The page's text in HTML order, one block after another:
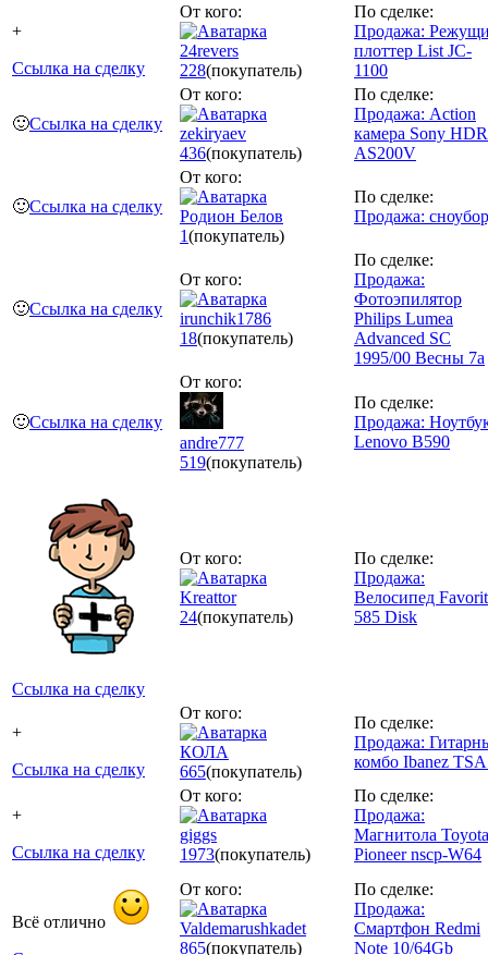
+
Ссылка на сделку
От кого:
24revers
228(покупатель)
По сделке:
Продажа:
плоттер List JC-
1100
🙂Ссылка на сделку
От кого:
zekiryaev
436(покупатель)
По сделке:
Продажа: Action
камера Sony
AS200V
🙂Ссылка на сделку
От кого:
Родион Белов
1(покупатель)
По сделке:
Продажа:
🙂Ссылка на сделку
От кого:
irunchik1786
18(покупатель)
По сделке:
Продажа:
Фотоэпилятор
Philips Lumea
Advanced SC
1995/00 Весны 7а
🙂Ссылка на сделку
От кого:
andre777
519(покупатель)
По сделке:
Продажа:
Lenovo B590
Ссылка на сделку
От кого:
Kreattor
24(покупатель)
По сделке:
Продажа:
Велосипед Favorit
585 Disk
+
Ссылка на сделку
От кого:
КОЛА
665(покупатель)
По сделке:
Продажа:
комбо Ibanez
+
Ссылка на сделку
От кого:
giggs
1973(покупатель)
По сделке:
Продажа:
Магнитола Toyota
Pioneer nscp-W64
Всё отлично
От кого:
Valdemarushkadet
865(покупатель)
По сделке:
Продажа:
Смартфон Redmi
Note 10/64Gb